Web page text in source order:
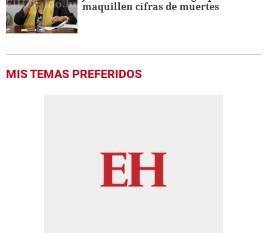
maquillen cifras de muertes
MIS TEMAS PREFERIDOS